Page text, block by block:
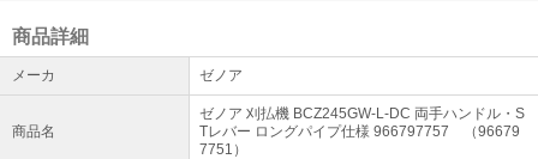
●山林向け
山林の下草刈りや、堅い草、太い草等の雑草刈りに適しています。
公園・緑地・ゴルフ場・道路等の施設管理に適しています。
商品詳細
メーカ ゼノア
商品名
ゼノア 刈払機 BCZ245GW-L-DC 両手ハンドル・S
Tレバー ロングパイプ仕様 966797757 （96679
7751）